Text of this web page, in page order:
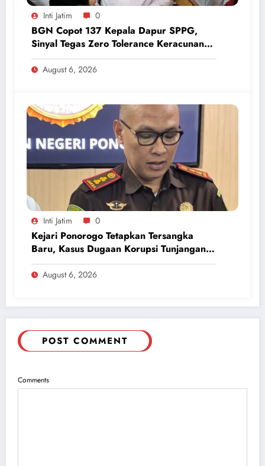
Inti Jatim 0
BGN Copot 137 Kepala Dapur SPPG,
Sinyal Tegas Zero Tolerance Keracunan
Makanan dan Korupsi
August 6, 2026
Inti Jatim 0
Kejari Ponorogo Tetapkan Tersangka
Baru, Kasus Dugaan Korupsi Tunjangan
Perumahan DPRD 2023-2026
August 6, 2026
POST COMMENT
Comments